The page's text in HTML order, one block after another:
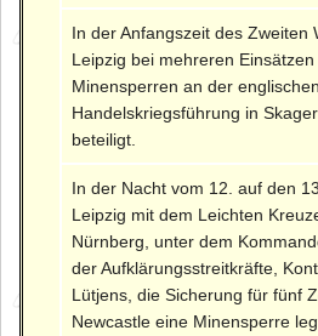
In der Anfangszeit des Zweiten
Leipzig bei mehreren
Minensperren an der
Handelskriegsführung in
beteiligt.
In der Nacht vom 12. auf den
Leipzig mit dem Leichten
Nürnberg, unter dem
der Aufklärungsstreitkräfte,
Lütjens, die Sicherung für fünf
Newcastle eine Minensperre